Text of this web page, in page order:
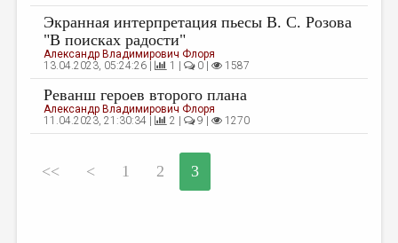
РЕЦЕНЗИРОВАНИЕ
ЦИКЛЫ ПУБЛИКАЦИЙ
ТРЕДИАКОВСКИЙ
МЕДИА
Экранная интерпретация пьесы В. С. Розова
"В поисках радости"
Александр Владимирович Флоря
13.04.2023, 05:24:26 |
1 | 0 | 1587
Реванш героев второго плана
Александр Владимирович Флоря
11.04.2023, 21:30:34 |
2 | 9 | 1270
<< < 1 2 3